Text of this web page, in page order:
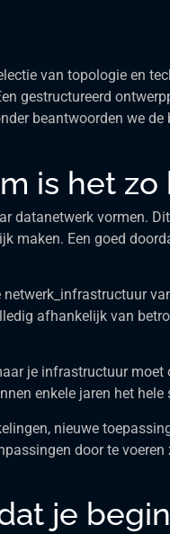
van topologie en
gestructureerd
beantwoorden we de
is het zo
datanetwerk vormen.
maken. Een goed
afhankelijk van
je infrastructuur moet
enkele jaren het hele
nieuwe
door te voeren
je